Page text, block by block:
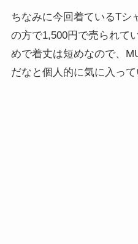
ちなみに今回着ているTシ
の方で1,500円で売られて
めで着丈は短めなので、
だなと個人的に気に入って